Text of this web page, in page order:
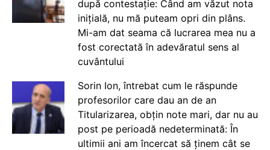
după contestație: Când am văzut nota
inițială, nu mă puteam opri din plâns.
Mi-am dat seama că lucrarea mea nu a
fost corectată în adevăratul sens al
cuvântului
Sorin Ion, întrebat cum le răspunde
profesorilor care dau an de an
Titularizarea, obțin note mari, dar nu au
post pe perioadă nedeterminată: În
ultimii ani am încercat să ținem cât se